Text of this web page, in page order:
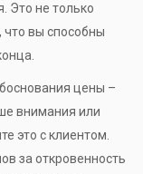
Это не только
вы способны
цены –
внимания или
это с клиентом.
за откровенность